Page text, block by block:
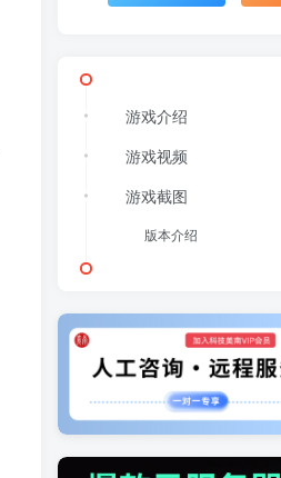
游戏介绍
游戏视频
游戏截图
版本介绍